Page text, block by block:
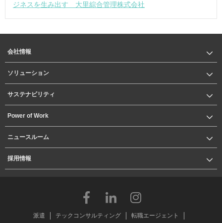
ジネスを生み出す 大里綜合管理株式会社
会社情報
ソリューション
サステナビリティ
Power of Work
ニュースルーム
採用情報
派遣 テックコンサルティング
転職エージェント